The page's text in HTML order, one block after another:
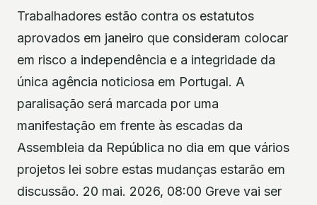
Trabalhadores estão contra os estatutos
aprovados em janeiro que consideram colocar
em risco a independência e a integridade da
única agência noticiosa em Portugal. A
paralisação será marcada por uma
manifestação em frente às escadas da
Assembleia da República no dia em que vários
projetos lei sobre estas mudanças estarão em
discussão. 20 mai. 2026, 08:00 Greve vai ser